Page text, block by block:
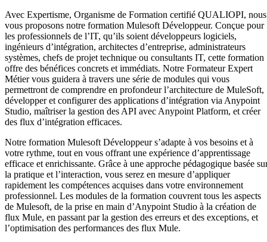
Avec Expertisme, Organisme de Formation certifié QUALIOPI, nous
vous proposons notre formation Mulesoft Développeur. Conçue pour
les professionnels de l’IT, qu’ils soient développeurs logiciels,
ingénieurs d’intégration, architectes d’entreprise, administrateurs
systèmes, chefs de projet technique ou consultants IT, cette formation
offre des bénéfices concrets et immédiats. Notre Formateur Expert
Métier vous guidera à travers une série de modules qui vous
permettront de comprendre en profondeur l’architecture de MuleSoft,
développer et configurer des applications d’intégration via Anypoint
Studio, maîtriser la gestion des API avec Anypoint Platform, et créer
des flux d’intégration efficaces.
Notre formation Mulesoft Développeur s’adapte à vos besoins et à
votre rythme, tout en vous offrant une expérience d’apprentissage
efficace et enrichissante. Grâce à une approche pédagogique basée
la pratique et l’interaction, vous serez en mesure d’appliquer
rapidement les compétences acquises dans votre environnement
professionnel. Les modules de la formation couvrent tous les aspects
de Mulesoft, de la prise en main d’Anypoint Studio à la création de
flux Mule, en passant par la gestion des erreurs et des exceptions, et
l’optimisation des performances des flux Mule.